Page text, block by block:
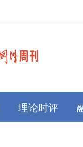
理论时评